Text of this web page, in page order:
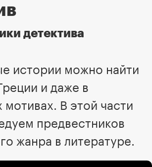
детектива
истории можно найти
и даже в
мотивах. В этой части
предвестников
жанра в литературе.